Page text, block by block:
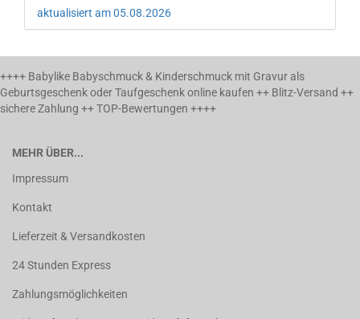
aktualisiert am 05.08.2026
++++ Babylike Babyschmuck & Kinderschmuck mit Gravur als
Geburtsgeschenk oder Taufgeschenk online kaufen ++ Blitz-Versand ++
sichere Zahlung ++ TOP-Bewertungen ++++
MEHR ÜBER...
Impressum
Kontakt
Lieferzeit & Versandkosten
24 Stunden Express
Zahlungsmöglichkeiten